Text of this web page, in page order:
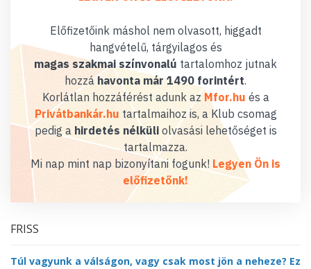
Előfizetőink máshol nem olvasott, higgadt
hangvételű, tárgyilagos és
magas szakmai színvonalú tartalomhoz jutnak
hozzáhavonta már 1490 forintért.
Korlátlan hozzáférést adunk az Mfor.hu és a
Privátbankár.hu tartalmaihoz is, a Klub csomag
pedig a hirdetés nélküliolvasási lehetőséget is
tartalmazza.
Mi nap mint nap bizonyítani fogunk! Legyen Ön is
előfizetőnk!
FRISS
Túl vagyunk a válságon, vagy csak most jön a neheze? Ez